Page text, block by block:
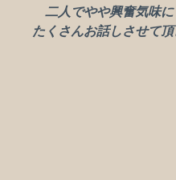
二人でやや興奮気味に
たくさんお話しさせて